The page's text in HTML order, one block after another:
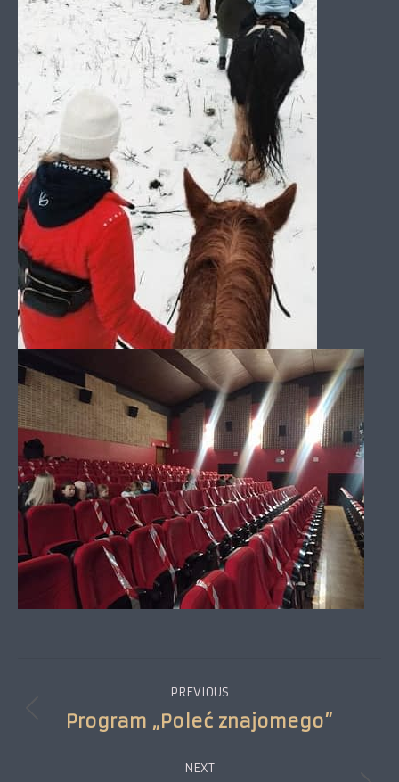
navigation
PREVIOUS
Previous
Program „Poleć znajomego”
NEXT